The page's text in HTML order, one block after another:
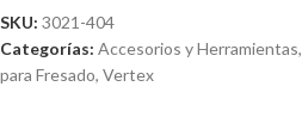
SKU: 3021-404
Categorías: Accesorios y Herramientas,
para Fresado, Vertex